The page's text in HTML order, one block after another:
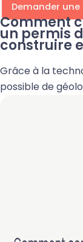
Demander une
Comment
un permis
construire
Grâce à la
possible de